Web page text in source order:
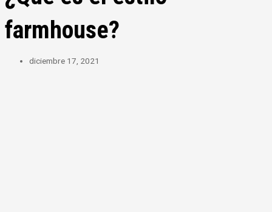
farmhouse?
diciembre 17, 2021